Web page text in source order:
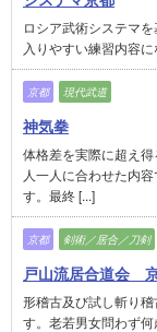
ロシア武術システマ
入りやすい練習内容
京都 現代武道
神気拳
体格差を実際に超え
人一人に合わせた内
す。最終 [...]
京都 剣術／居合／刀剣
戸山流居合道会
形稽古及び試し斬り
す。老若男女問わず